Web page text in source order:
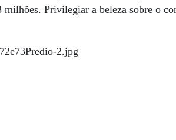
Privilegiar a beleza sobre o